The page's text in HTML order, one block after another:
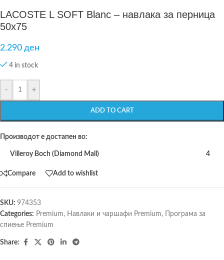
LACOSTE L SOFT Blanc – навлака за перница
50х75
2.290 ден
4 in stock
- +
ADD TO CART
Производот е достапен во:
Villeroy Boch (Diamond Mall) 4
Compare Add to wishlist
SKU: 974353
Categories: Premium, Навлаки и чаршафи Premium,
Програма за
спиење Premium
Share: